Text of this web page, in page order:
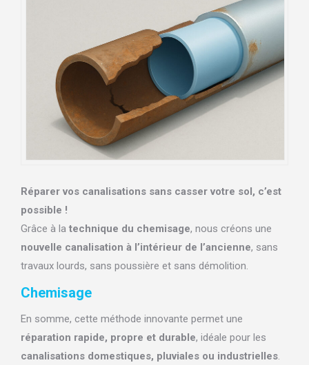
Réparer vos canalisations sans casser votre sol, c’est
possible !
Grâce à la technique du chemisage, nous créons une
nouvelle canalisation à l’intérieur de l’ancienne, sans
travaux lourds, sans poussière et sans démolition.
Chemisage
En somme, cette méthode innovante permet une
réparation rapide, propre et durable, idéale pour les
canalisations domestiques, pluviales ou industrielles.